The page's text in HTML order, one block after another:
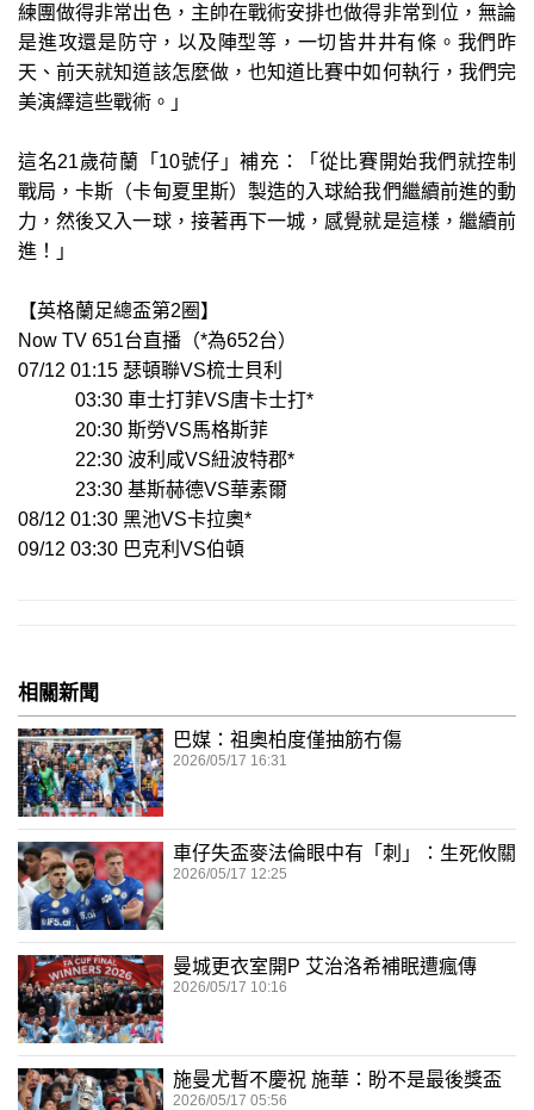
練團做得非常出色，主帥在戰術安排也做得非常到位，無論
是進攻還是防守，以及陣型等，一切皆井井有條。我們昨
天、前天就知道該怎麼做，也知道比賽中如何執行，我們完
美演繹這些戰術。」
這名21歲荷蘭「10號仔」補充：「從比賽開始我們就控制
戰局，卡斯（卡甸夏里斯）製造的入球給我們繼續前進的動
力，然後又入一球，接著再下一城，感覺就是這樣，繼續前
進！」
【英格蘭足總盃第2圈】
Now TV 651台直播（*為652台）
07/12 01:15 瑟頓聯VS梳士貝利
03:30 車士打菲VS唐卡士打*
20:30 斯勞VS馬格斯菲
22:30 波利咸VS紐波特郡*
23:30 基斯赫德VS華素爾
08/12 01:30 黑池VS卡拉奧*
09/12 03:30 巴克利VS伯頓
相關新聞
巴媒：祖奧柏度僅抽筋冇傷
2026/05/17 16:31
車仔失盃麥法倫眼中有「刺」：生死攸關
2026/05/17 12:25
曼城更衣室開P 艾治洛希補眠遭瘋傳
2026/05/17 10:16
施曼尤暫不慶祝 施華：盼不是最後獎盃
2026/05/17 05:56